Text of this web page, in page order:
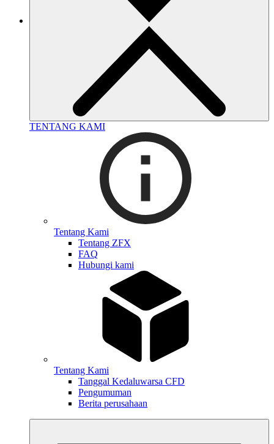
TENTANG KAMI
Tentang Kami
Tentang ZFX
FAQ
Hubungi kami
Tentang Kami
Tanggal Kedaluwarsa CFD
Pengumuman
Berita perusahaan